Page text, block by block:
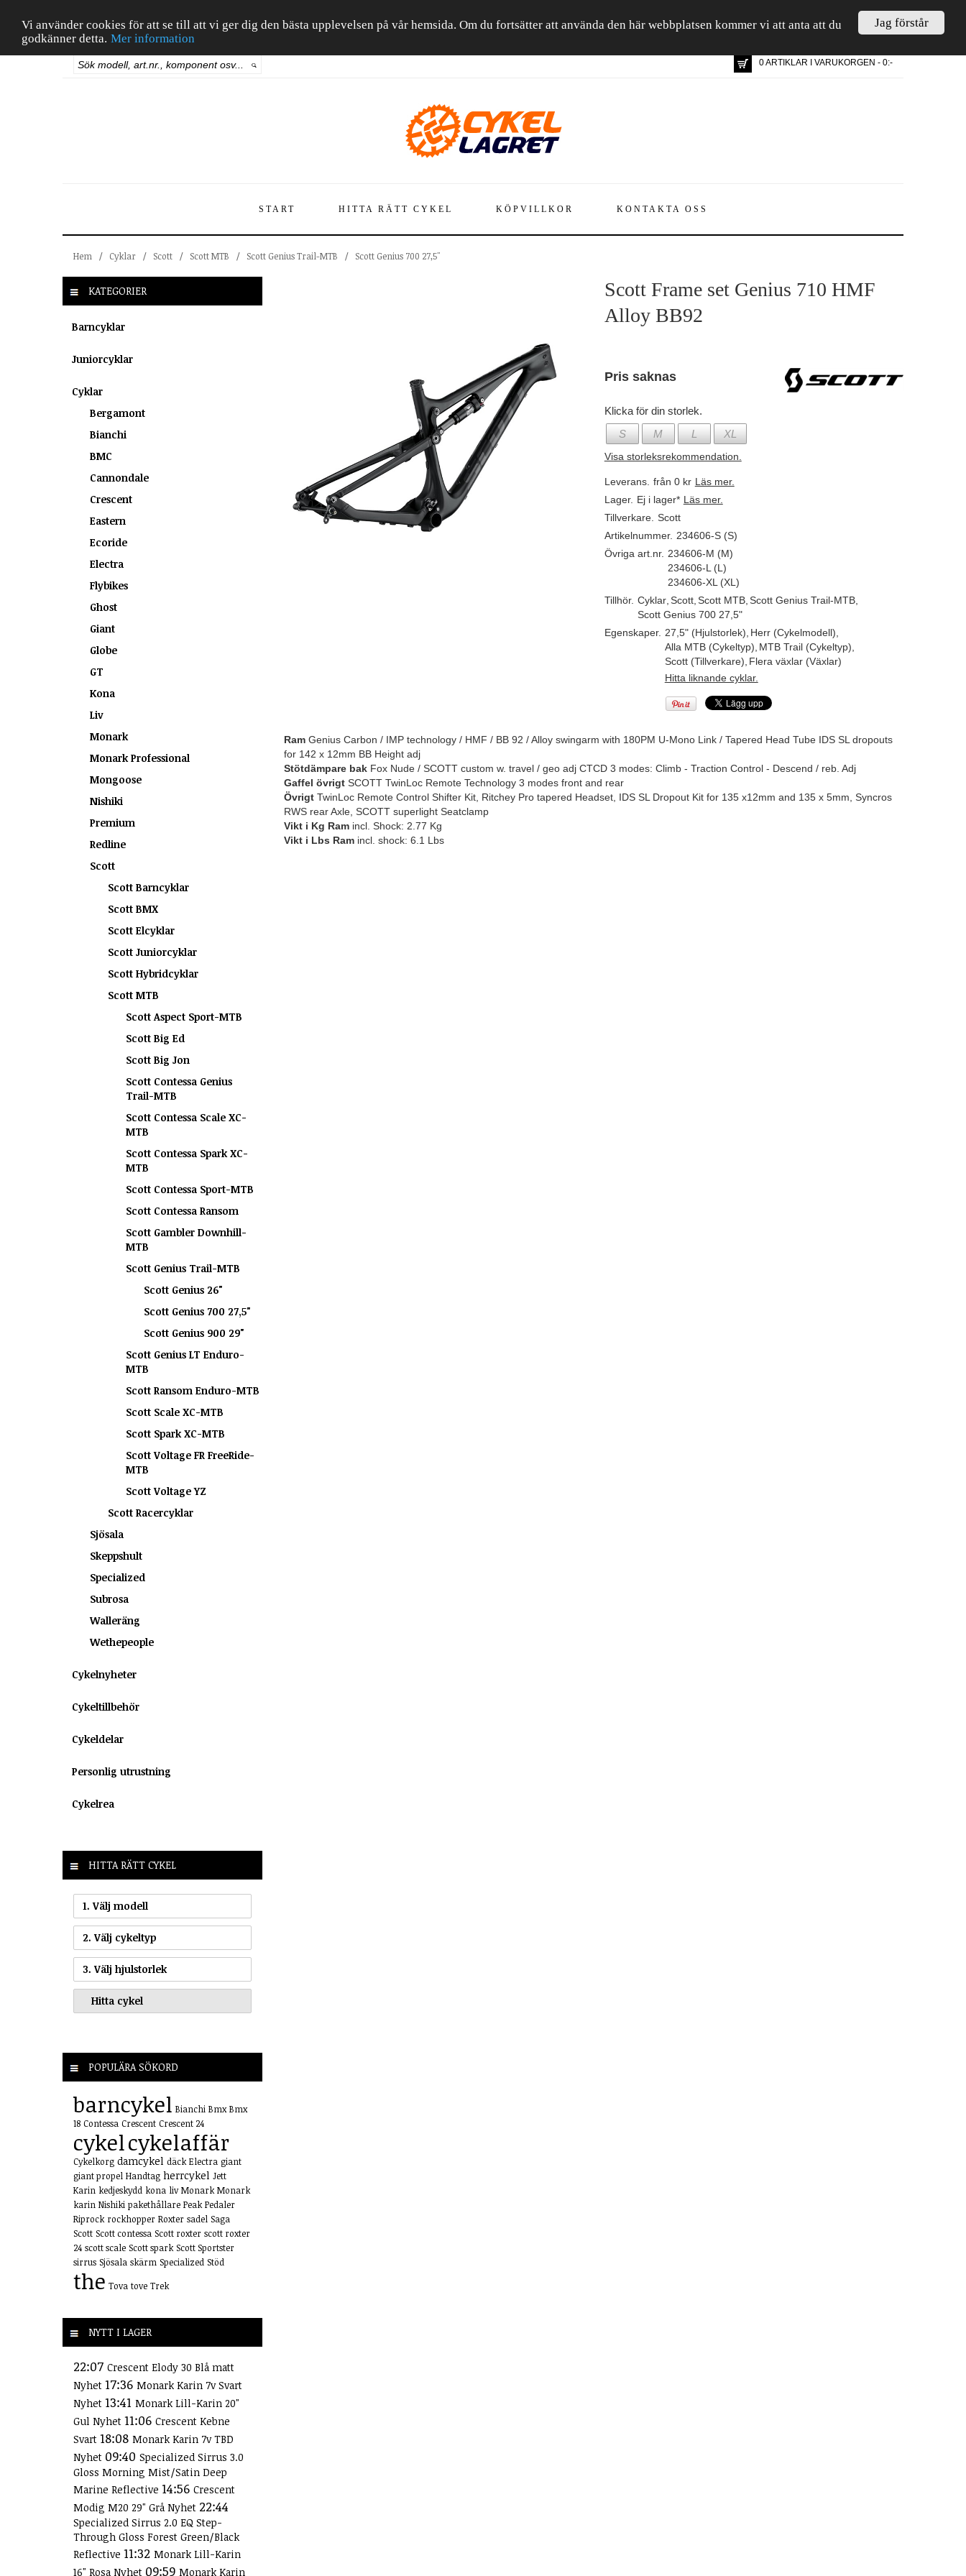
Jag förstår
Vi använder cookies för att se till att vi ger dig den bästa upplevelsen på vår hemsida. Om du fortsätter att använda den här webbplatsen kommer vi att anta att du
godkänner detta. Mer information
0 ARTIKLAR I VARUKORGEN - 0:-
START HITTA RÄTT CYKEL KÖPVILLKOR KONTAKTA OSS
Hem / Cyklar / Scott / Scott MTB / Scott Genius Trail-MTB / Scott Genius 700 27,5"
KATEGORIER
Barncyklar
Juniorcyklar
Cyklar
Bergamont
Bianchi
BMC
Cannondale
Crescent
Eastern
Ecoride
Electra
Flybikes
Ghost
Giant
Globe
GT
Kona
Liv
Monark
Monark Professional
Mongoose
Nishiki
Premium
Redline
Scott
Scott Barncyklar
Scott BMX
Scott Elcyklar
Scott Juniorcyklar
Scott Hybridcyklar
Scott MTB
Scott Aspect Sport-MTB
Scott Big Ed
Scott Big Jon
Scott Contessa Genius
Trail-MTB
Scott Contessa Scale XC-
MTB
Scott Contessa Spark XC-
MTB
Scott Contessa Sport-MTB
Scott Contessa Ransom
Scott Gambler Downhill-
MTB
Scott Genius Trail-MTB
Scott Genius 26"
Scott Genius 700 27,5"
Scott Genius 900 29"
Scott Genius LT Enduro-
MTB
Scott Ransom Enduro-MTB
Scott Scale XC-MTB
Scott Spark XC-MTB
Scott Voltage FR FreeRide-
MTB
Scott Voltage YZ
Scott Racercyklar
Sjösala
Skeppshult
Specialized
Subrosa
Walleräng
Wethepeople
Cykelnyheter
Cykeltillbehör
Cykeldelar
Personlig utrustning
Cykelrea
HITTA RÄTT CYKEL
1. Välj modell
2. Välj cykeltyp
3. Välj hjulstorlek
POPULÄRA SÖKORD
barncykel Bianchi Bmx Bmx
18 Contessa Crescent Crescent 24
cykelcykelaffär
Cykelkorg damcykel däck Electra giant
giant propel Handtag herrcykel Jett
Karin kedjeskydd kona liv Monark Monark
karin Nishiki pakethållare Peak Pedaler
Riprock rockhopper Roxter sadel Saga
Scott Scott contessa Scott roxter scott roxter
24 scott scale Scott spark Scott Sportster
sirrus Sjösala skärm Specialized Stöd
the Tova tove Trek
NYTT I LAGER
22:07 Crescent Elody 30 Blå matt
Nyhet 17:36 Monark Karin 7v Svart
Nyhet 13:41 Monark Lill-Karin 20"
Gul Nyhet 11:06 Crescent Kebne
Svart 18:08 Monark Karin 7v TBD
Nyhet 09:40 Specialized Sirrus 3.0
Gloss Morning Mist/Satin Deep
Marine Reflective 14:56 Crescent
Modig M20 29" Grå Nyhet 22:44
Specialized Sirrus 2.0 EQ Step-
Through Gloss Forest Green/Black
Reflective 11:32 Monark Lill-Karin
16" Rosa Nyhet 09:59 Monark Karin
Scott Frame set Genius 710 HMF
Alloy BB92
Pris saknas
Klicka för din storlek.
S
M L XL
Visa storleksrekommendation.
Leverans. från 0 kr Läs mer.
Lager. Ej i lager* Läs mer.
Tillverkare. Scott
Artikelnummer. 234606-S (S)
Övriga art.nr. 234606-M (M)
234606-L (L)
234606-XL (XL)
Tillhör. Cyklar, Scott, Scott MTB, Scott Genius Trail-MTB,
Scott Genius 700 27,5"
Egenskaper. 27,5" (Hjulstorlek) Herr (Cykelmodell)
Alla MTB (Cykeltyp) MTB Trail (Cykeltyp)
Scott (Tillverkare) Flera växlar (Växlar)
Hitta liknande cyklar.
RamGenius Carbon / IMP technology / HMF / BB 92 / Alloy swingarm with 180PM U-Mono Link / Tapered Head Tube IDS SL dropouts
for 142 x 12mm BB Height adj
Stötdämpare bakFox Nude / SCOTT custom w. travel / geo adj CTCD 3 modes: Climb - Traction Control - Descend / reb. Adj
Gaffel övrigtSCOTT TwinLoc Remote Technology 3 modes front and rear
ÖvrigtTwinLoc Remote Control Shifter Kit, Ritchey Pro tapered Headset, IDS SL Dropout Kit for 135 x12mm and 135 x 5mm, Syncros
RWS rear Axle, SCOTT superlight Seatclamp
Vikt i Kg Ramincl. Shock: 2.77 Kg
Vikt i Lbs Ramincl. shock: 6.1 Lbs